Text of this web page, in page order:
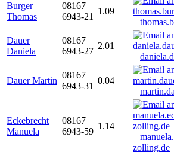
Burger
Thomas
08167
6943-21
1.09
Dauer
Daniela
08167
6943-27
2.01
Dauer Martin
08167
6943-31
0.04
Eckebrecht
Manuela
08167
6943-59
1.14
zolling.de